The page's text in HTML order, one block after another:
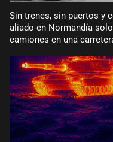
Sin trenes, sin puertos y
aliado en Normandía
camiones en una